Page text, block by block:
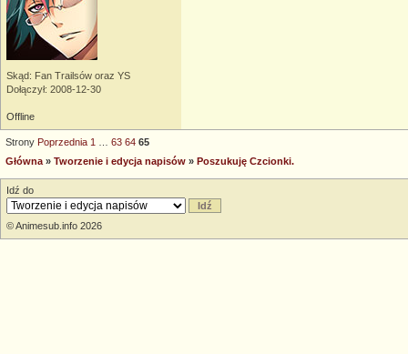
Skąd: Fan Trailsów oraz YS
Dołączył: 2008-12-30
Offline
Strony Poprzednia 1 63 64 65
Główna » Tworzenie i edycja napisów » Poszukuję Czcionki.
Idź do
© Animesub.info 2026